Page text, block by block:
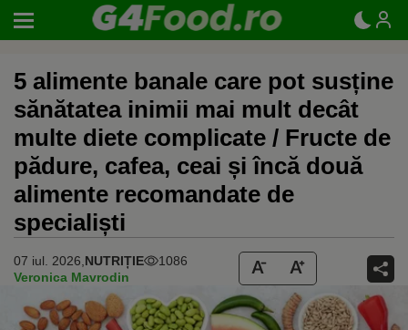
5 alimente banale care pot susține
sănătatea inimii mai mult decât
multe diete complicate / Fructe de
pădure, cafea, ceai și încă două
alimente recomandate de
specialiști
07 iul. 2026, NUTRIȚIE
1086
Veronica Mavrodin